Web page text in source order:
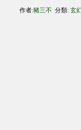
作者:豬三不 分類: 玄